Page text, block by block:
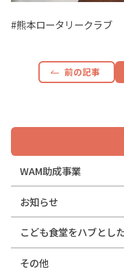
#熊本ロータリークラブ
前の記事
WAM助成事業
お知らせ
こども食堂をハブとし
その他